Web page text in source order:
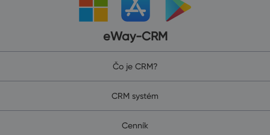
eWay-CRM
Čo je CRM?
CRM systém
Cenník